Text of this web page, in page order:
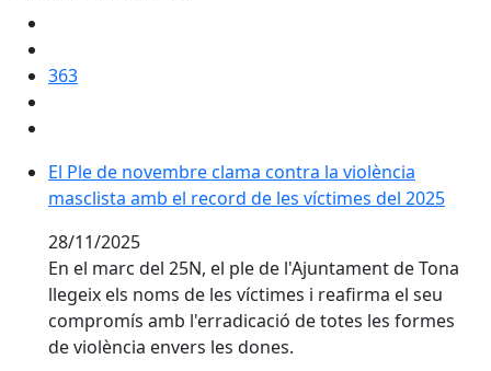
363
El Ple de novembre clama contra la violència
masclista amb el record de les víctimes del 2025
28/11/2025
En el marc del 25N, el ple de l'Ajuntament de Tona
llegeix els noms de les víctimes i reafirma el seu
compromís amb l'erradicació de totes les formes
de violència envers les dones.